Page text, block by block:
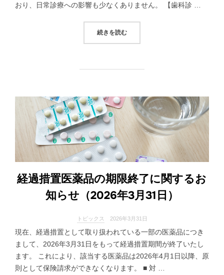
おり、日常診療への影響も少なくありません。 【歯科診 …
続きを読む“【2026年診療報酬改定】疑義解
経過措置医薬品の期限終了に関するお
知らせ（2026年3月31日）
トピックス 2026年3月31日
現在、経過措置として取り扱われている一部の医薬品につき
まして、2026年3月31日をもって経過措置期間が終了いたし
ます。 これにより、該当する医薬品は2026年4月1日以降、原
則として保険請求ができなくなります。 ■ 対 …